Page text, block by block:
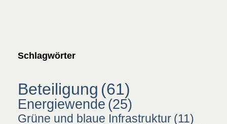
Schlagwörter
Beteiligung (61)
Energiewende (25)
Grüne und blaue Infrastruktur (11)